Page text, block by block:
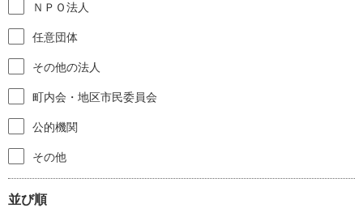
ＮＰＯ法人
任意団体
その他の法人
町内会・地区市民委員会
公的機関
その他
並び順